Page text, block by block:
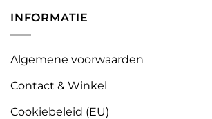
INFORMATIE
Algemene voorwaarden
Contact & Winkel
Cookiebeleid (EU)